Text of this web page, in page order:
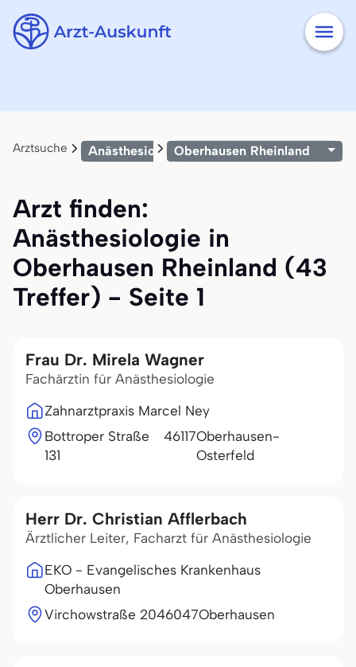
Arztsuche AnästhesiologieOberhausen Rheinland
Arzt finden:
Anästhesiologie in
Oberhausen Rheinland (43
Treffer) - Seite 1
Frau Dr. Mirela Wagner
Fachärztin für Anästhesiologie
Zahnarztpraxis Marcel Ney
Bottroper Straße
131
46117Oberhausen-
Osterfeld
Herr Dr. Christian Afflerbach
Ärztlicher Leiter, Facharzt für Anästhesiologie
EKO - Evangelisches Krankenhaus
Oberhausen
Virchowstraße 2046047Oberhausen